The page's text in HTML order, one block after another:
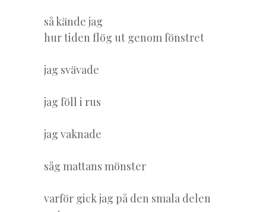
så kände jag
hur tiden flög ut genom fönstret
jag svävade
jag föll i rus
jag vaknade
såg mattans mönster
varför gick jag på den smala delen